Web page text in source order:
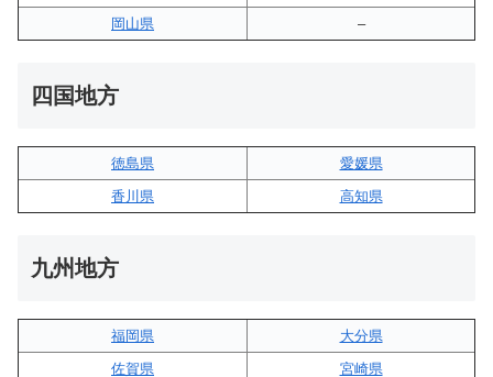
岡山県
–
四国地方
徳島県
愛媛県
香川県
高知県
九州地方
福岡県
大分県
佐賀県
宮崎県